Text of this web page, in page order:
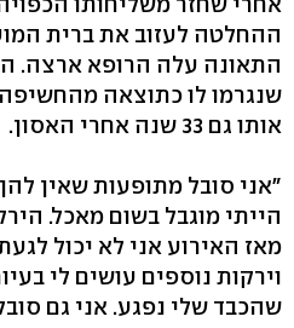
ההחלטה לעזוב את ברית
התאונה עלה הרופא ארצה.
שנגרמו לו כתוצאה
אותו גם 33 שנה אחרי האסון.
"אני סובל מתופעות שאין
הייתי מוגבל בשום מאכל.
מאז האירוע אני לא יכול
וירקות נוספים עושים לי
שהכבד שלי נפגע. אני גם